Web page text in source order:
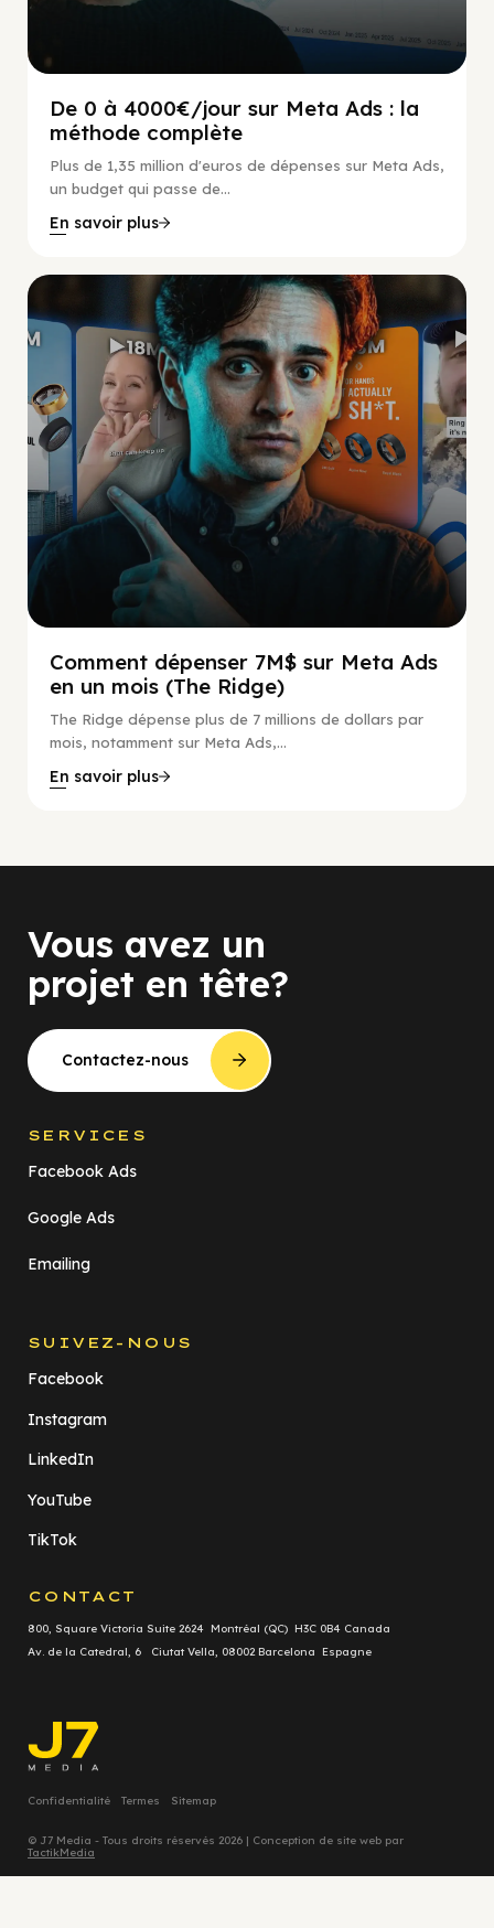
De 0 à 4000€/jour sur Meta Ads : la
méthode complète
Plus de 1,35 million d'euros de dépenses sur Meta Ads,
un budget qui passe de...
En savoir plus
Social Scaling
Comment dépenser 7M$ sur Meta Ads
en un mois (The Ridge)
The Ridge dépense plus de 7 millions de dollars par
mois, notamment sur Meta Ads,...
En savoir plus
Vous avez un
projet en tête?
Contactez-nous
SERVICES
Facebook Ads
Google Ads
Emailing
SUIVEZ-NOUS
Facebook
Instagram
LinkedIn
YouTube
TikTok
CONTACT
800, Square Victoria Suite 2624 Montréal (QC) H3C 0B4 Canada
Av. de la Catedral, 6 Ciutat Vella, 08002 Barcelona Espagne
Confidentialité Termes Sitemap
© J7 Media - Tous droits réservés 2026 | Conception de site web par
TactikMedia